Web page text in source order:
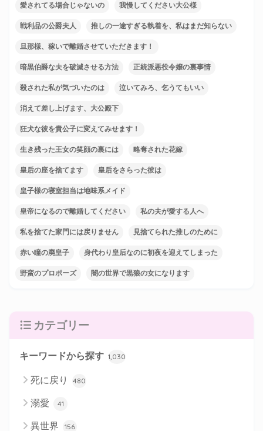
愛されてる場合じゃないの 我慢してください大公様
戦利品の公爵夫人 推しの一途すぎる執着を、私はまだ知らない
旦那様、稼いで離婚させていただきます！
暗黒伯爵な夫を破滅させる方法 正統派悪役令嬢の裏事情
殺された私が気づいたのは 泣いてみろ、乞うてもいい
消えて差し上げます、大公殿下
狂犬な彼を貴公子に変えてみせます！
生き残った王女の笑顔の裏には 略奪された花嫁
皇后の座を捨てます 皇后をさらった彼は
皇子様の寝室担当は地味系メイド
皇帝になるので離婚してください 私の夫が愛する人へ
私を捨てた家門には戻りません 見捨てられた推しのために
赤い瞳の廃皇子 身代わり皇后なのに初夜を迎えてしまった
野蛮のプロポーズ 闇の世界で黒狼の女になります
カテゴリー
キーワードから探す 1,030
死に戻り 480
溺愛 41
異世界 156